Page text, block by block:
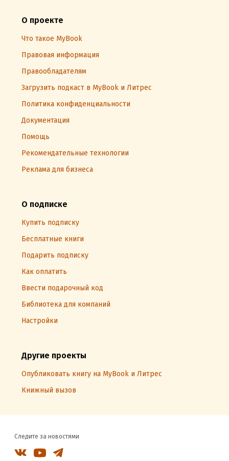
О проекте
Что такое MyBook
Правовая информация
Правообладателям
Загрузить подкаст в MyBook и Литрес
Политика конфиденциальности
Документация
Помощь
Рекомендательные технологии
Реклама для бизнеса
О подписке
Купить подписку
Бесплатные книги
Подарить подписку
Как оплатить
Ввести подарочный код
Библиотека для компаний
Настройки
Другие проекты
Опубликовать книгу на MyBook и Литрес
Книжный вызов
Следите за новостями